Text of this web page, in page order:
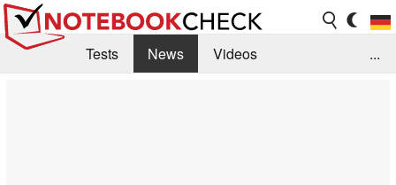
Tests News
Videos
...